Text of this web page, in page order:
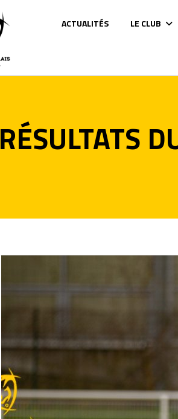
ACTUALITÉS LE CLUB
RÉSULTATS